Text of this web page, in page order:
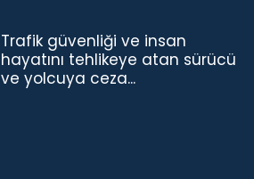
Trafik güvenliği ve insan
hayatını tehlikeye atan sürücü
ve yolcuya ceza...